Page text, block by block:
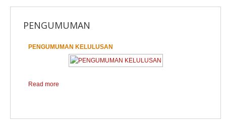
PENGUMUMAN
PENGUMUMAN KELULUSAN
Read more